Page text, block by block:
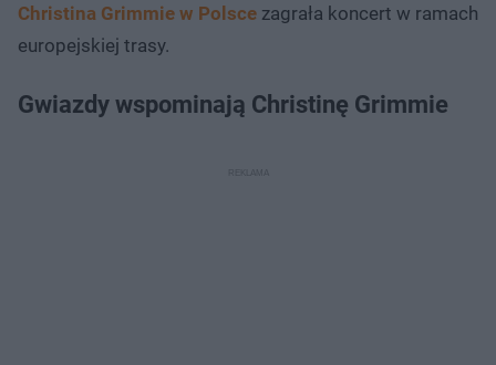
Christina Grimmie w Polsce zagrała koncert w ramach
europejskiej trasy.
Gwiazdy wspominają Christinę Grimmie